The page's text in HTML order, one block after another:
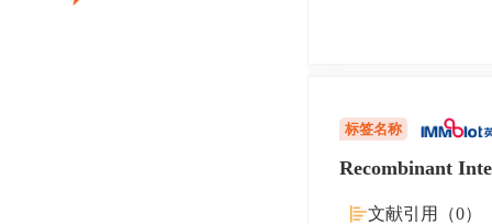
标签名称
Recombinant
文献引用（0）